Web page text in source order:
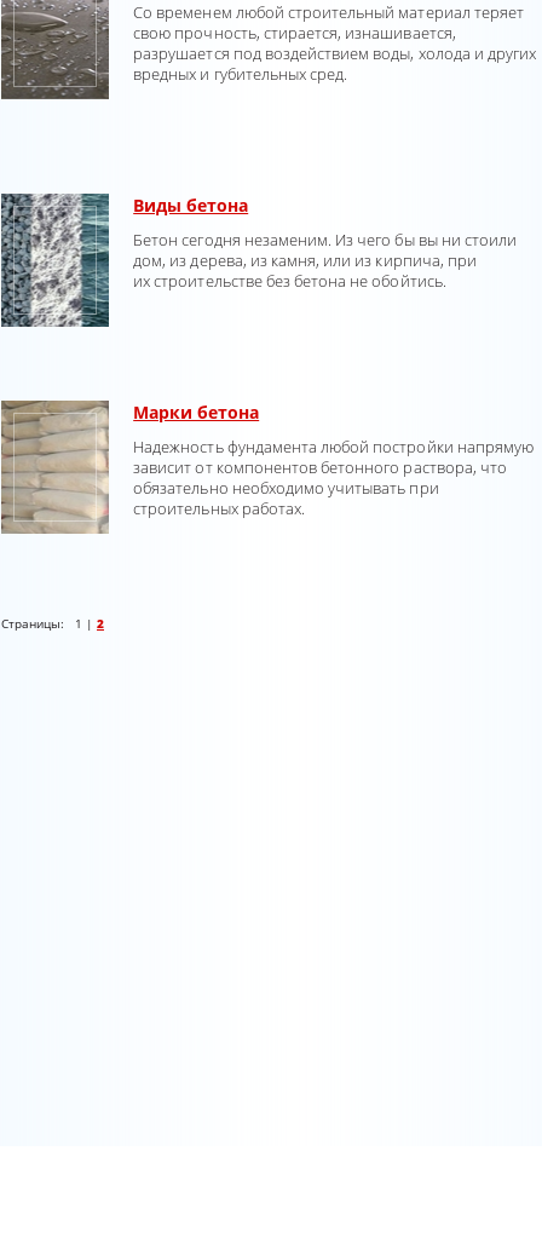
Со временем любой строительный материал теряет
свою прочность, стирается, изнашивается,
разрушается под воздействием воды, холода и других
вредных и губительных сред.
Виды бетона
Бетон сегодня незаменим. Из чего бы вы ни стоили
дом, из дерева, из камня, или из кирпича, при
их строительстве без бетона не обойтись.
Марки бетона
Надежность фундамента любой постройки напрямую
зависит от компонентов бетонного раствора, что
обязательно необходимо учитывать при
строительных работах.
Страницы: 1 | 2